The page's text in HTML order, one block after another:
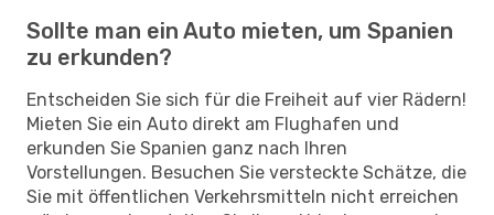
Sollte man ein Auto mieten, um Spanien
zu erkunden?
Entscheiden Sie sich für die Freiheit auf vier Rädern!
Mieten Sie ein Auto direkt am Flughafen und
erkunden Sie Spanien ganz nach Ihren
Vorstellungen. Besuchen Sie versteckte Schätze, die
Sie mit öffentlichen Verkehrsmitteln nicht erreichen